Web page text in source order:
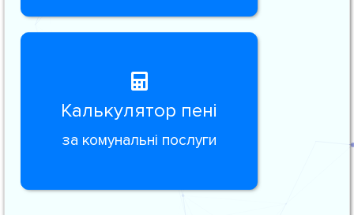
Калькулятор пені
за комунальні послуги